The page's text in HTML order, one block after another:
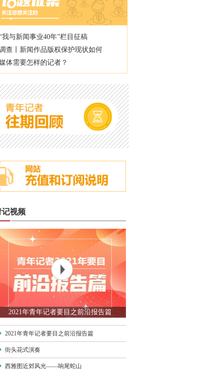
我与新闻事业40年”栏目征稿
查丨新闻作品版权保护现状如何
体需要怎样的记者？
记视频
2021年青年记者要目之前沿报告篇
2021年青年记者要目之前沿报告篇
街头花式演奏
西雅图近郊风光——响尾蛇山